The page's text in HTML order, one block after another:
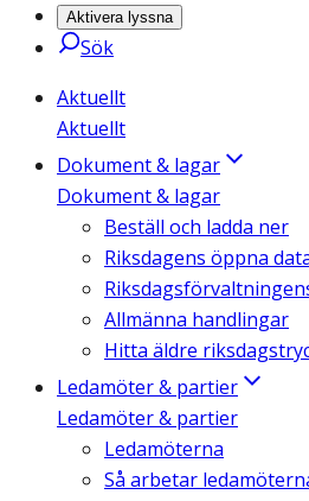
Aktivera lyssna
Sök
Aktuellt
Aktuellt
Dokument & lagar
Dokument & lagar
Beställ och ladda ner
Riksdagens öppna
Allmänna handlingar
Hitta äldre
Ledamöter & partier
Ledamöter & partier
Ledamöterna
Så arbetar